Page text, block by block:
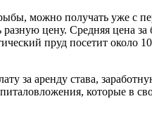
можно получать уже с
цену. Средняя цена
пруд посетит
за аренду става,
которые в